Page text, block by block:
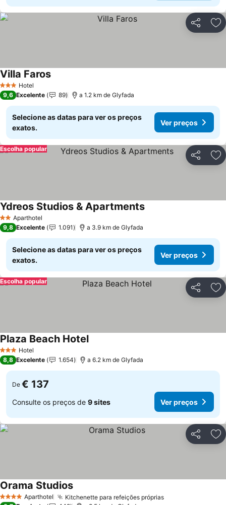
Partilhar
3 EstrelasHotel
Villa FarosVer preços
9,6 Excelente 89 a 1.2 km de Glyfada
Selecione as datas para ver os preços
exatos.
Ver preços
Partilhar
Escolha popular
2 EstrelasAparthotel
Ydreos Studios & ApartmentsVer preços
9,8 Excelente 1.091 a 3.9 km de Glyfada
Selecione as datas para ver os preços
exatos.
Ver preços
Partilhar
Escolha popular
3 EstrelasHotel
Plaza Beach HotelVer preços
8,8 Excelente 1.654 a 6.2 km de Glyfada
De € 137
Consulte os preços de 9 sites Ver preços
Partilhar
4 EstrelasAparthotel Kitchenette para refeições própriasVer preços
Orama StudiosVer preços